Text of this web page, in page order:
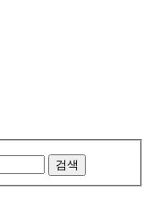
검색